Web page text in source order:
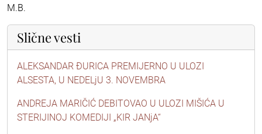
M.B.
Slične vesti
ALEKSANDAR ĐURICA PREMIJERNO U ULOZI
ALSESTA, U NEDELjU 3. NOVEMBRA
ANDREJA MARIČIĆ DEBITOVAO U ULOZI MIŠIĆA U
STERIJINOJ KOMEDIJI „KIR JANjA“